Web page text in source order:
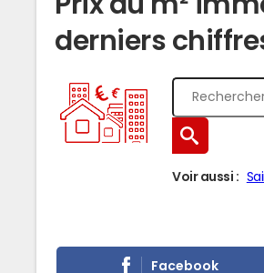
derniers
Voir aussi :
Facebook